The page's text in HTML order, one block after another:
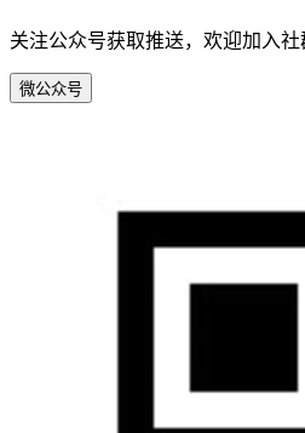
关注公众号获取推送，欢迎加入社
微公众号